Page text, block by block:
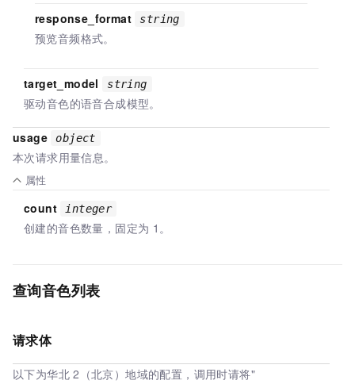
response_format
string
预览音频格式。
target_model string
驱动音色的语音合成模型。
usage object
本次请求用量信息。
属性
count integer
创建的音色数量，固定为 1。
查询音色列表
请求体
以下为华北 2（北京）地域的配置，调用时请将"